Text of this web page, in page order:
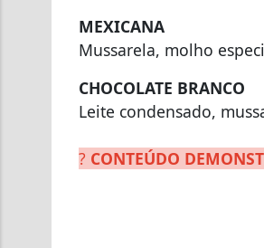
MEXICANA
Mussarela, molho
CHOCOLATE BRANCO
Leite condensado,
? CONTEÚDO